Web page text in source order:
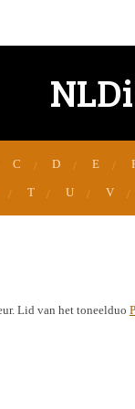
C D E
T U V
Lid van het toneelduo